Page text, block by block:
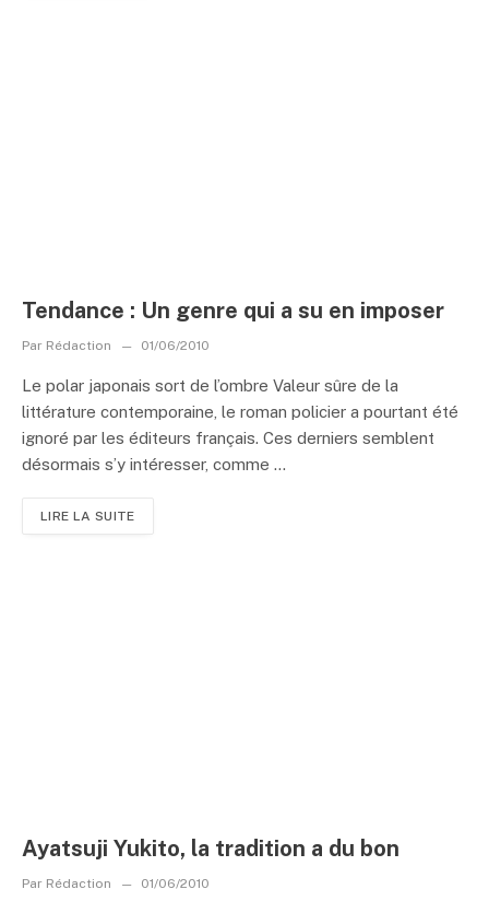
Tendance : Un genre qui a su en imposer
Par Rédaction 01/06/2010
Le polar japonais sort de l’ombre Valeur sûre de la
littérature contemporaine, le roman policier a pourtant été
ignoré par les éditeurs français. Ces derniers semblent
désormais s’y intéresser, comme ...
LIRE LA SUITE
Ayatsuji Yukito, la tradition a du bon
Par Rédaction 01/06/2010